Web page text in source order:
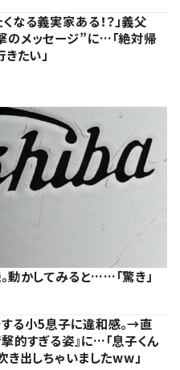
なる義実家ある！？」義父
のメッセージ”に…「絶対帰
きたい」
かしてみると……「驚き」
る小5息子に違和感。→直
的すぎる姿』に…「息子くん
き出しちゃいましたww」